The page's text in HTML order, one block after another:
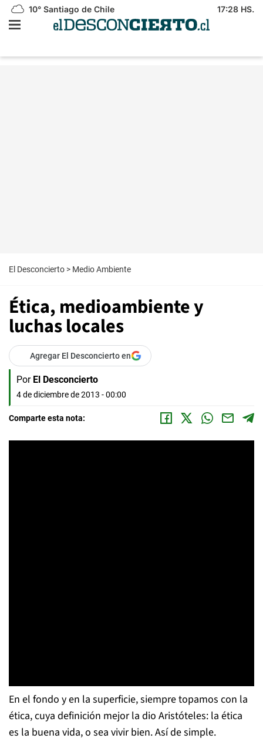
10° Santiago de Chile 17:28 HS.
El Desconcierto > Medio Ambiente
Ética, medioambiente y
luchas locales
Agregar El Desconcierto en
Por El Desconcierto
4 de diciembre de 2013 - 00:00
Comparte esta nota:
En el fondo y en la superficie, siempre topamos con la
ética, cuya definición mejor la dio Aristóteles: la ética
es la buena vida, o sea vivir bien. Así de simple.